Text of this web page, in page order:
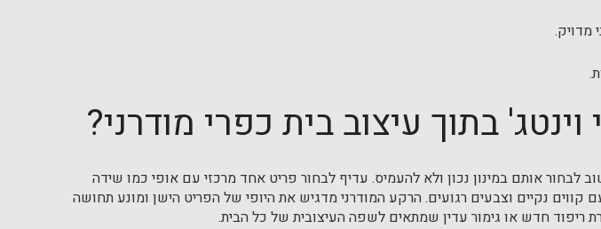
מדויק.
בתוך עיצוב בית כפרי מודרני?
לבחור אותם במינון נכון ולא להעמיס. עדיף לבחור פריט אחד מרכזי עם אופי כמו שידה
נקיים וצבעים רגועים. הרקע המודרני מדגיש את היופי של הפריט הישן ומונע תחושה
ריפוד חדש או גימור עדין שמתאים לשפה העיצובית של כל הבית.